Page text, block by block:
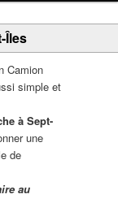
Îles
Camion
simple et
à Sept-
une
de
au